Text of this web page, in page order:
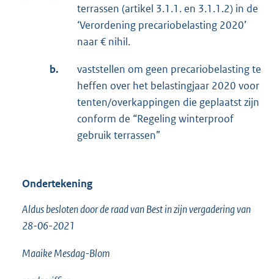
terrassen (artikel 3.1.1. en 3.1.1.2) in de
‘Verordening precariobelasting 2020’
naar € nihil.
b.
vaststellen om geen precariobelasting te
heffen over het belastingjaar 2020 voor
tenten/overkappingen die geplaatst zijn
conform de “Regeling winterproof
gebruik terrassen”
Ondertekening
Aldus besloten door de raad van Best in zijn vergadering van
28-06-2021
Maaike Mesdag-Blom